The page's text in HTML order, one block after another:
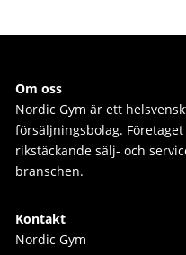
Om oss
Nordic Gym är ett
försäljningsbolag.
rikstäckande sälj- och
branschen.
Kontakt
Nordic Gym